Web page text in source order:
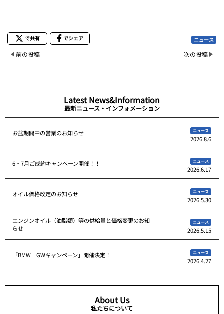
で共有 でシェア ニュース
前の投稿 次の投稿
Latest News&Information
最新ニュース・インフォメーション
お盆期間中の営業のお知らせ ニュース
2026.8.6
6・7月ご成約キャンペーン開催！！ ニュース
2026.6.17
オイル価格改定のお知らせ ニュース
2026.5.30
エンジンオイル（油脂類）等の供給量と価格変更のお知
らせ
ニュース
2026.5.15
「BMW GWキャンペーン」開催決定！ ニュース
2026.4.27
About Us
私たちについて